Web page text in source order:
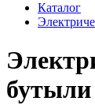
Каталог
бутыли